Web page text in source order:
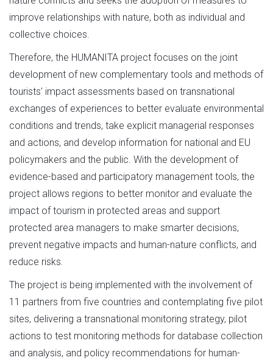
improve relationships with nature, both as individual and
collective choices.
Therefore, the HUMANITA project focuses on the joint
development of new complementary tools and methods of
tourists' impact assessments based on transnational
exchanges of experiences to better evaluate environmental
conditions and trends, take explicit managerial responses
and actions, and develop information for national and EU
policymakers and the public. With the development of
evidence-based and participatory management tools, the
project allows regions to better monitor and evaluate the
impact of tourism in protected areas and support
protected area managers to make smarter decisions,
prevent negative impacts and human-nature conflicts, and
reduce risks.
The project is being implemented with the involvement of
11 partners from five countries and contemplating five pilot
sites, delivering a transnational monitoring strategy, pilot
actions to test monitoring methods for database collection
and analysis, and policy recommendations for human-